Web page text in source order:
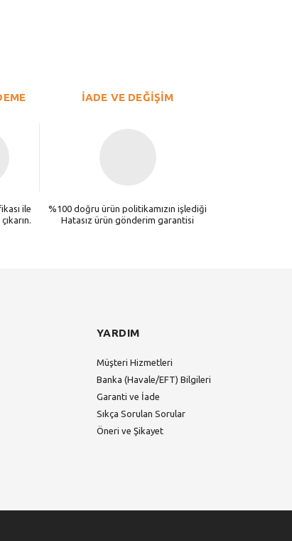
ile
İADE VE DEĞİŞİM
%100 doğru ürün politikamızın işlediği
Hatasız ürün gönderim garantisi
YARDIM
Müşteri Hizmetleri
Banka (Havale/EFT) Bilgileri
Garanti ve İade
Sıkça Sorulan Sorular
Öneri ve Şikayet